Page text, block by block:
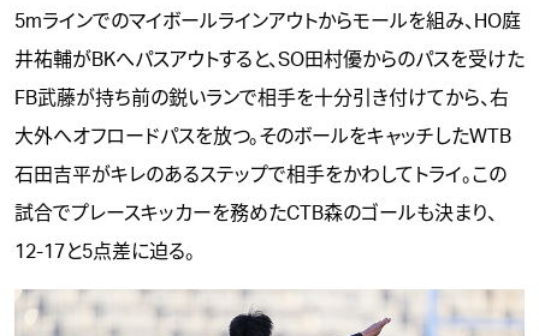
5mラインでのマイボールラインアウトからモールを組み、HO庭
井祐輔がBKへパスアウトすると、SO田村優からのパスを受けた
FB武藤が持ち前の鋭いランで相手を十分引き付けてから、右
大外へオフロードパスを放つ。そのボールをキャッチしたWTB
石田吉平がキレのあるステップで相手をかわしてトライ。この
試合でプレースキッカーを務めたCTB森のゴールも決まり、
12-17と5点差に迫る。